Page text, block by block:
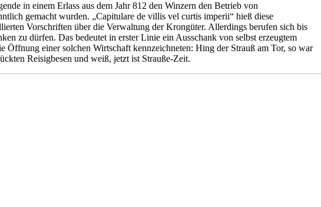
in einem Erlass aus dem Jahr 812 den Winzern den Betrieb von
gemacht wurden. „Capitulare de villis vel curtis imperii“ hieß diese
Vorschriften über die Verwaltung der Krongüter. Allerdings berufen sich bis
zu dürfen. Das bedeutet in erster Linie ein Ausschank von selbst erzeugtem
einer solchen Wirtschaft kennzeichneten: Hing der Strauß am Tor, so war
Reisigbesen und weiß, jetzt ist Strauße-Zeit.